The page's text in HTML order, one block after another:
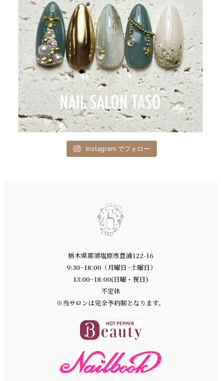
Instagram でフォロー
栃木県那須塩原市豊浦122-16
9:30~18:00（月曜日~土曜日）
13:00~18:00(日曜・祝日)
不定休
※当サロンは完全予約制となります。